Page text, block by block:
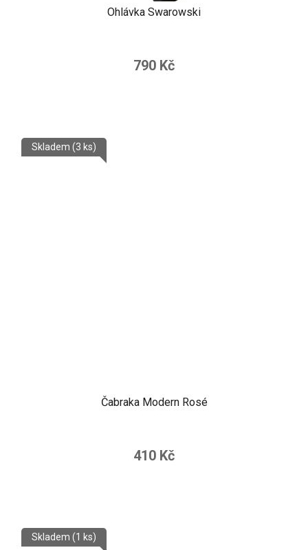
Ohlávka Swarowski
790 Kč
Čabraka Modern Rosé
Skladem (3 ks)
410 Kč
Skladem (1 ks)